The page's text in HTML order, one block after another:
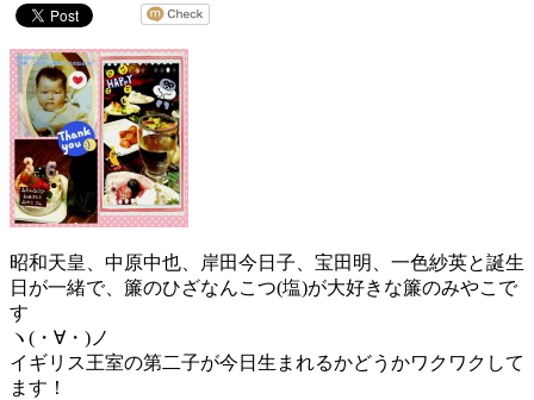
昭和天皇、中原中也、岸田今日子、宝田明、一色紗英と誕生
日が一緒で、簾のひざなんこつ(塩)が大好きな簾のみやこで
す
ヽ(・∀・)ノ
イギリス王室の第二子が今日生まれるかどうかワクワクして
ます！